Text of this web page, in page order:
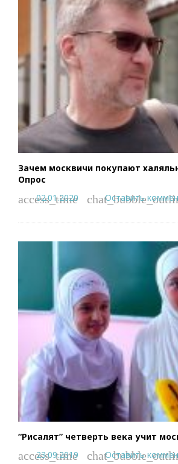
Зачем москвичи покупают
Опрос
access_time
02.01.2020 Оставить
“Рисалят” четверть века учит
access_time
23.09.2019 Оставить